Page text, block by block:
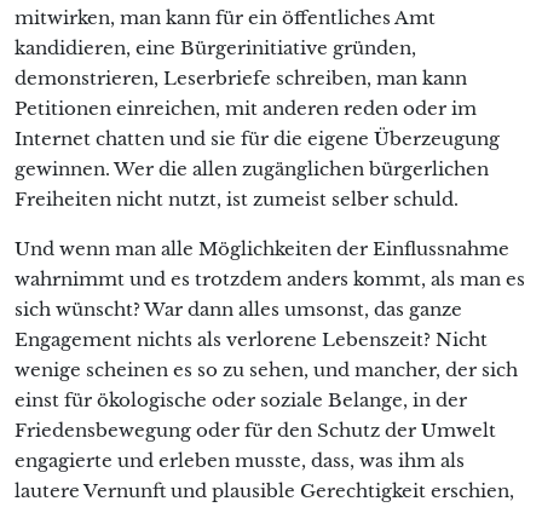
mitwirken, man kann für ein öffentliches Amt
kandidieren, eine Bürgerinitiative gründen,
demonstrieren, Leserbriefe schreiben, man kann
Petitionen einreichen, mit anderen reden oder im
Internet chatten und sie für die eigene Überzeugung
gewinnen. Wer die allen zugänglichen bürgerlichen
Freiheiten nicht nutzt, ist zumeist selber schuld.
Und wenn man alle Möglichkeiten der Einflussnahme
wahrnimmt und es trotzdem anders kommt, als man es
sich wünscht? War dann alles umsonst, das ganze
Engagement nichts als verlorene Lebenszeit? Nicht
wenige scheinen es so zu sehen, und mancher, der sich
einst für ökologische oder soziale Belange, in der
Friedensbewegung oder für den Schutz der Umwelt
engagierte und erleben musste, dass, was ihm als
lautere Vernunft und plausible Gerechtigkeit erschien,